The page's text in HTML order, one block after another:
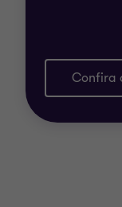
Confira